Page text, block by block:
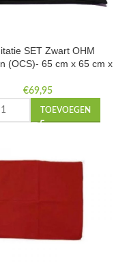
SET Zwart OHM
(OCS)- 65 cm x 65 cm x
€69,95
TOEVOEGEN